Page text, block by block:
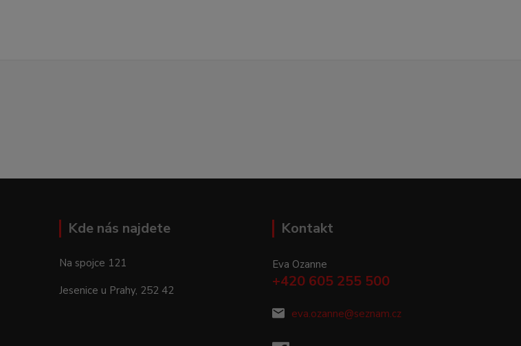
Kde nás najdete
Na spojce 121
Jesenice u Prahy, 252 42
Kontakt
Eva Ozanne
+420 605 255 500
eva.ozanne@seznam.cz